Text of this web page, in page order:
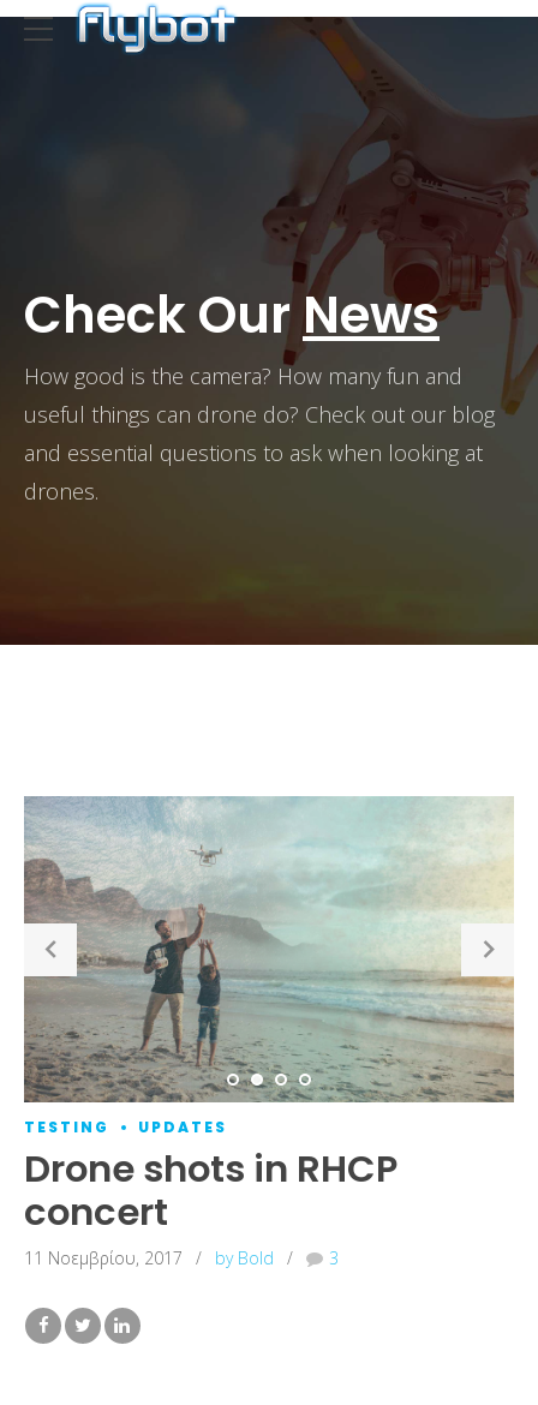
Check OurNews
How good is the camera? How many fun and
useful things can drone do? Check out our blog
and essential questions to ask when looking at
drones.
TESTING UPDATES
Drone shots in RHCP
concert
11 Νοεμβρίου, 2017 by Bold 3